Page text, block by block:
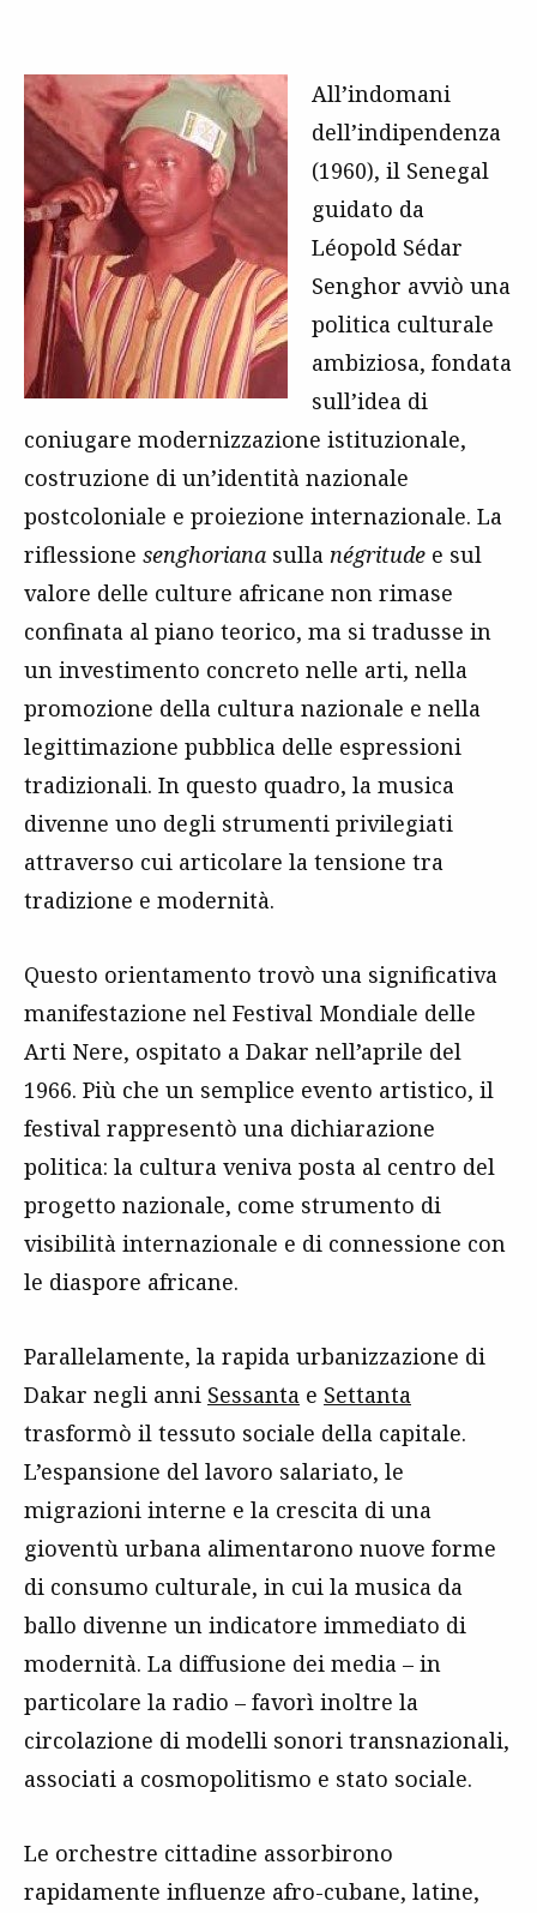
All’indomani
dell’indipendenza
(1960), il Senegal
guidato da
Léopold Sédar
Senghor avviò una
politica culturale
ambiziosa, fondata
sull’idea di
coniugare modernizzazione istituzionale,
costruzione di un’identità nazionale
postcoloniale e proiezione internazionale. La
riflessione senghoriana sulla négritude e sul
valore delle culture africane non rimase
confinata al piano teorico, ma si tradusse in
un investimento concreto nelle arti, nella
promozione della cultura nazionale e nella
legittimazione pubblica delle espressioni
tradizionali. In questo quadro, la musica
divenne uno degli strumenti privilegiati
attraverso cui articolare la tensione tra
tradizione e modernità.
Questo orientamento trovò una significativa
manifestazione nel Festival Mondiale delle
Arti Nere, ospitato a Dakar nell’aprile del
1966. Più che un semplice evento artistico, il
festival rappresentò una dichiarazione
politica: la cultura veniva posta al centro del
progetto nazionale, come strumento di
visibilità internazionale e di connessione con
le diaspore africane.
Parallelamente, la rapida urbanizzazione di
Dakar negli anni Sessanta e Settanta
trasformò il tessuto sociale della capitale.
L’espansione del lavoro salariato, le
migrazioni interne e la crescita di una
gioventù urbana alimentarono nuove forme
di consumo culturale, in cui la musica da
ballo divenne un indicatore immediato di
modernità. La diffusione dei media – in
particolare la radio – favorì inoltre la
circolazione di modelli sonori transnazionali,
associati a cosmopolitismo e stato sociale.
Le orchestre cittadine assorbirono
rapidamente influenze afro-cubane, latine,